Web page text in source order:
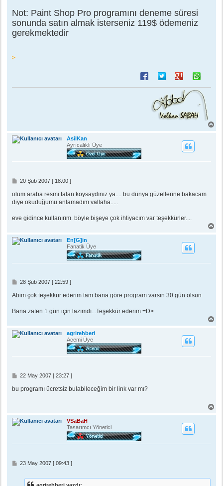
Not: Paint Shop Pro programını deneme süresi
sonunda satın almak isterseniz 119$ ödemeniz
gerekmektedir
>
a
AsilKan
Ayrıcalıklı Üye
M
s
a
j
20 Şub 2007 [ 18:00 ]
olum araba resmi falan koysaydınız ya.... bu dünya güzellerine bakacam
diye okuduğumu anlamadım vallaha.....
eve gidince kullanırım. böyle bişeye çok ihtiyacım var teşekkürler....
En[G]in
Fanatik Üye
M
s
28 Şub 2007 [ 22:59 ]
Abim çok teşekkür ederim tam bana göre program varsın 30 gün olsun
Bana zaten 1 gün için lazımdı...Teşekkür ederim =D>
a
agrirehberi
Acemi Üye
M
s
22 May 2007 [ 23:27 ]
bu programı ücretsiz bulabileceğim bir link var mı?
VSaBaH
Tasarımcı Yönetici
M
23 May 2007 [ 09:43 ]